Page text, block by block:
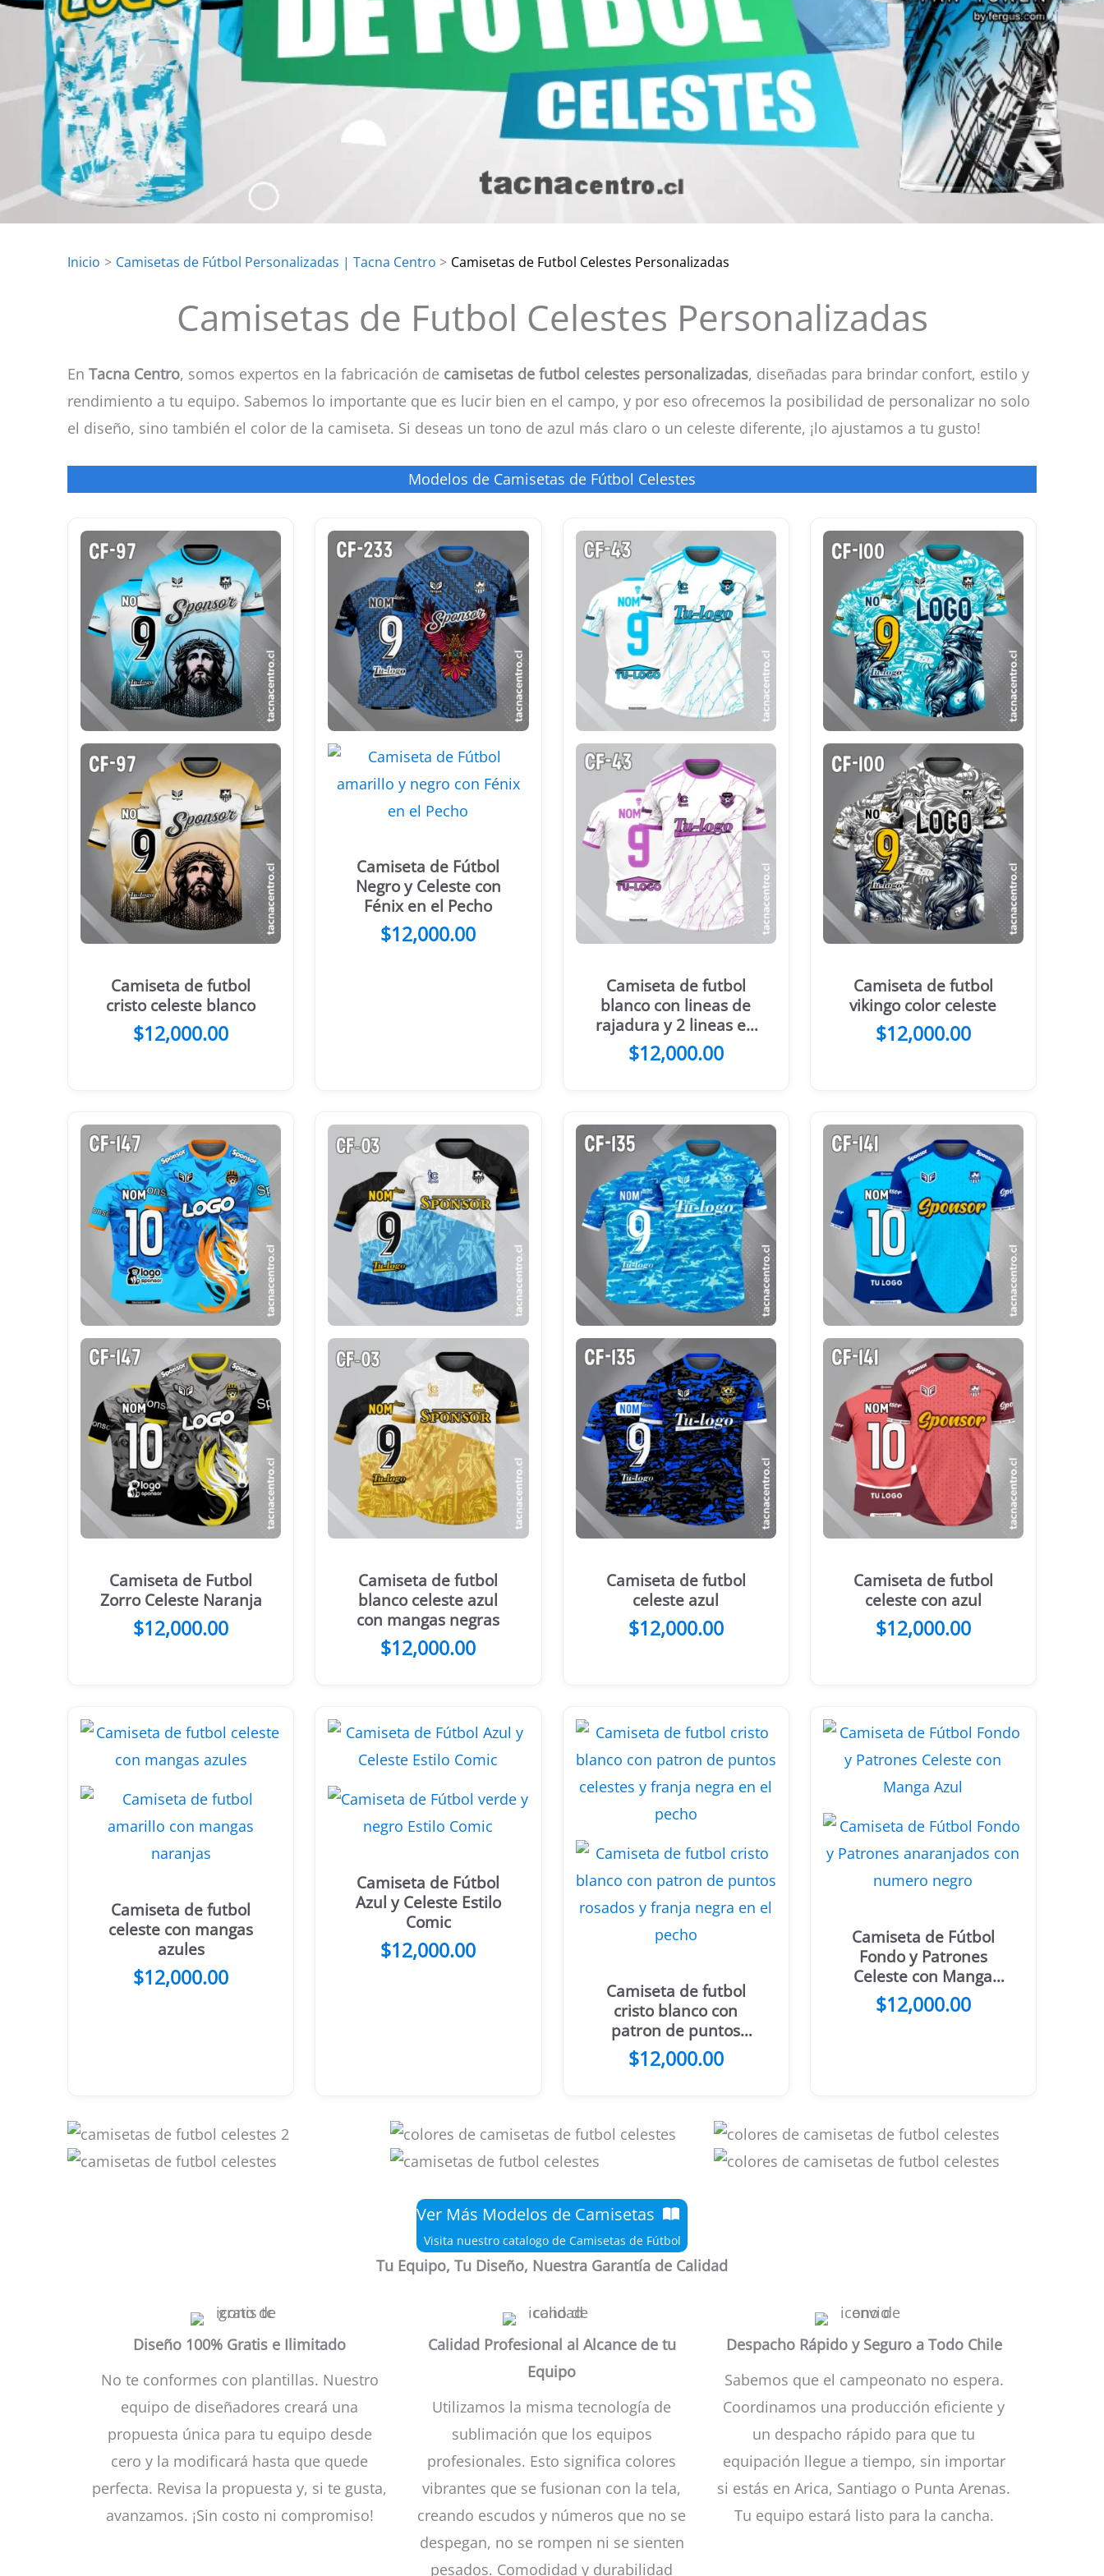
Inicio Camisetas de Fútbol Personalizadas | Tacna Centro Camisetas de Futbol Celestes Personalizadas
Camisetas de Futbol Celestes Personalizadas
En Tacna Centro, somos expertos en la fabricación de camisetas de futbol celestes personalizadas, diseñadas para brindar confort, estilo y
rendimiento a tu equipo. Sabemos lo importante que es lucir bien en el campo, y por eso ofrecemos la posibilidad de personalizar no solo
el diseño, sino también el color de la camiseta. Si deseas un tono de azul más claro o un celeste diferente, ¡lo ajustamos a tu gusto!
Modelos de Camisetas de Fútbol Celestes
Camiseta de futbol
cristo celeste blanco
$12,000.00
Camiseta de Fútbol
Negro y Celeste con
Fénix en el Pecho
$12,000.00
Camiseta de futbol
blanco con lineas de
rajadura y 2 lineas en
los hombros color
celeste
$12,000.00
Camiseta de futbol
vikingo color celeste
$12,000.00
Camiseta de Futbol
Zorro Celeste Naranja
$12,000.00
Camiseta de futbol
blanco celeste azul
con mangas negras
$12,000.00
Camiseta de futbol
celeste azul
$12,000.00
Camiseta de futbol
celeste con azul
$12,000.00
Camiseta de futbol
celeste con mangas
azules
$12,000.00
Camiseta de Fútbol
Azul y Celeste Estilo
Comic
$12,000.00
Camiseta de futbol
cristo blanco con
patron de puntos
celestes y franja
negra en el pecho
$12,000.00
Camiseta de Fútbol
Fondo y Patrones
Celeste con Manga
Azul
$12,000.00
Ver Más Modelos de Camisetas
Visita nuestro catalogo de Camisetas de Fútbol
Tu Equipo, Tu Diseño, Nuestra Garantía de Calidad
Diseño 100% Gratis e Ilimitado
No te conformes con plantillas. Nuestro
equipo de diseñadores creará una
propuesta única para tu equipo desde
cero y la modificará hasta que quede
perfecta. Revisa la propuesta y, si te gusta,
avanzamos. ¡Sin costo ni compromiso!
Calidad Profesional al Alcance de tu
Equipo
Utilizamos la misma tecnología de
sublimación que los equipos
profesionales. Esto significa colores
vibrantes que se fusionan con la tela,
creando escudos y números que no se
despegan, no se rompen ni se sienten
pesados. Comodidad y durabilidad
Despacho Rápido y Seguro a Todo Chile
Sabemos que el campeonato no espera.
Coordinamos una producción eficiente y
un despacho rápido para que tu
equipación llegue a tiempo, sin importar
si estás en Arica, Santiago o Punta Arenas.
Tu equipo estará listo para la cancha.